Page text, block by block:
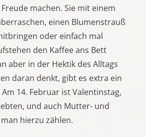
machen. Sie mit einem
einen Blumenstrauß
oder einfach mal
den Kaffee ans Bett
aber in der Hektik des Alltags
daran denkt, gibt es extra ein
14. Februar ist Valentinstag,
und auch Mutter- und
hierzu zählen.